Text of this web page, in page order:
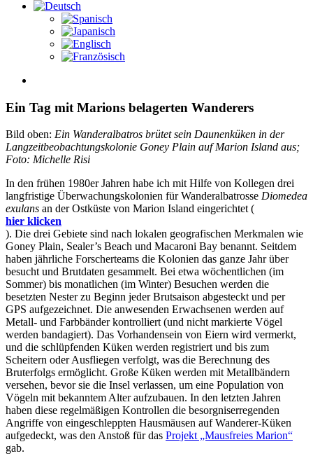
Image
Ein Tag mit Marions belagerten Wanderers
Bild oben: Ein Wanderalbatros brütet sein Daunenküken in der
Langzeitbeobachtungskolonie Goney Plain auf Marion Island aus;
Foto: Michelle Risi
In den frühen 1980er Jahren habe ich mit Hilfe von Kollegen drei
langfristige Überwachungskolonien für Wanderalbatrosse Diomedea
exulans an der Ostküste von Marion Island eingerichtet (
hier klicken
). Die drei Gebiete sind nach lokalen geografischen Merkmalen wie
Goney Plain, Sealer’s Beach und Macaroni Bay benannt. Seitdem
haben jährliche Forscherteams die Kolonien das ganze Jahr über
besucht und Brutdaten gesammelt. Bei etwa wöchentlichen (im
Sommer) bis monatlichen (im Winter) Besuchen werden die
besetzten Nester zu Beginn jeder Brutsaison abgesteckt und per
GPS aufgezeichnet. Die anwesenden Erwachsenen werden auf
Metall- und Farbbänder kontrolliert (und nicht markierte Vögel
werden bandagiert). Das Vorhandensein von Eiern wird vermerkt,
und die schlüpfenden Küken werden registriert und bis zum
Scheitern oder Ausfliegen verfolgt, was die Berechnung des
Bruterfolgs ermöglicht. Große Küken werden mit Metallbändern
versehen, bevor sie die Insel verlassen, um eine Population von
Vögeln mit bekanntem Alter aufzubauen. In den letzten Jahren
haben diese regelmäßigen Kontrollen die besorgniserregenden
Angriffe von eingeschleppten Hausmäusen auf Wanderer-Küken
aufgedeckt, was den Anstoß für das Projekt „Mausfreies Marion“
gab.